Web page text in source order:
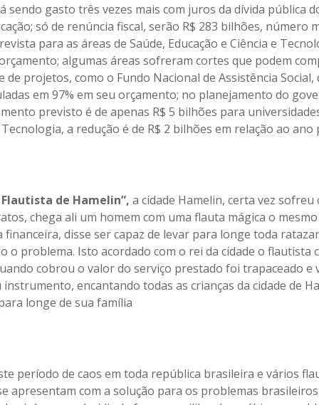
sendo gasto três vezes mais com juros da dívida pública
só de renúncia fiscal, serão R$ 283 bilhões, número
para as áreas de Saúde, Educação e Ciência e
algumas áreas sofreram cortes que podem
de projetos, como o Fundo Nacional de Assistência Social,
em 97% em seu orçamento; no planejamento do
previsto é de apenas R$ 5 bilhões para
a redução é de R$ 2 bilhões em relação ao ano
Flautista de Hamelin”, a cidade Hamelin, certa vez sofreu
chega ali um homem com uma flauta mágica o
financeira, disse ser capaz de levar para longe toda
o problema. Isto acordado com o rei da cidade o flautista
cobrou o valor do serviço prestado foi trapaceado e
encantando todas as crianças da cidade de
longe de sua família
período de caos em toda república brasileira e vários
apresentam com a solução para os problemas